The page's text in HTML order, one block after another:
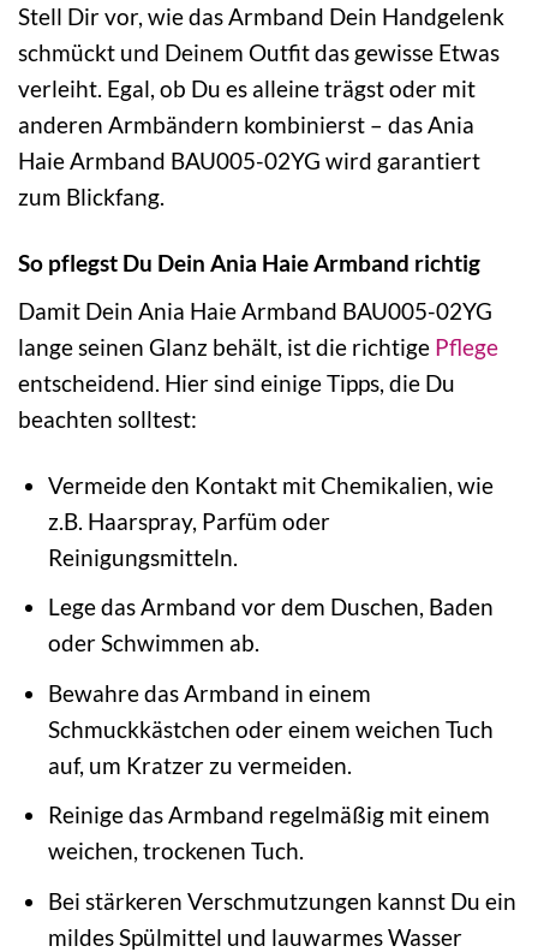
Stell Dir vor, wie das Armband Dein Handgelenk
schmückt und Deinem Outfit das gewisse Etwas
verleiht. Egal, ob Du es alleine trägst oder mit
anderen Armbändern kombinierst – das Ania
Haie Armband BAU005-02YG wird garantiert
zum Blickfang.
So pflegst Du Dein Ania Haie Armband richtig
Damit Dein Ania Haie Armband BAU005-02YG
lange seinen Glanz behält, ist die richtige Pflege
entscheidend. Hier sind einige Tipps, die Du
beachten solltest:
Vermeide den Kontakt mit Chemikalien, wie
z.B. Haarspray, Parfüm oder
Reinigungsmitteln.
Lege das Armband vor dem Duschen, Baden
oder Schwimmen ab.
Bewahre das Armband in einem
Schmuckkästchen oder einem weichen Tuch
auf, um Kratzer zu vermeiden.
Reinige das Armband regelmäßig mit einem
weichen, trockenen Tuch.
Bei stärkeren Verschmutzungen kannst Du ein
mildes Spülmittel und lauwarmes Wasser